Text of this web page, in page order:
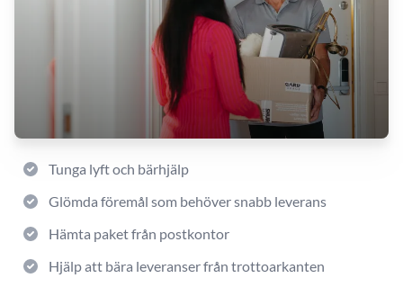
Tunga lyft och bärhjälp
Glömda föremål som behöver snabb leverans
Hämta paket från postkontor
Hjälp att bära leveranser från trottoarkanten